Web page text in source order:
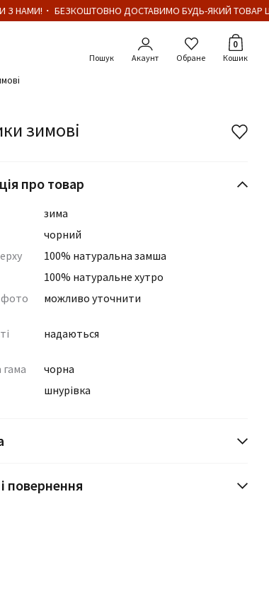
・ БЕЗКОШТОВНО ДОСТАВИМО БУДЬ-ЯКИЙ ТОВАР
Акаунт Обране
0
Кошик
зимові
про товар
зима
чорний
100% натуральна замша
100% натуральне хутро
фото
можливо уточнити
надаються
чорна
шнурівка
повернення